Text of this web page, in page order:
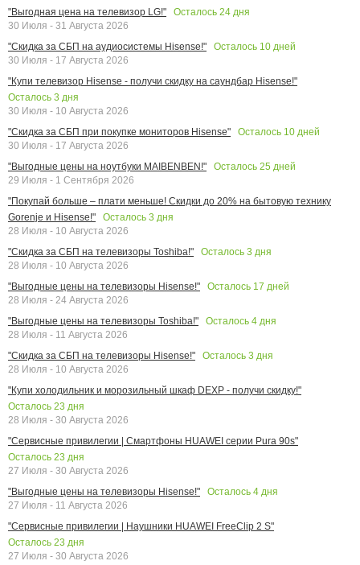
"Выгодная цена на телевизор LG!"
Осталось 24 дня
30 Июля - 31 Августа 2026
"Скидка за СБП на аудиосистемы Hisense!"
Осталось 10 дней
30 Июля - 17 Августа 2026
"Купи телевизор Hisense - получи скидку на саундбар Hisense!"
Осталось 3 дня
30 Июля - 10 Августа 2026
"Скидка за СБП при покупке мониторов Hisense"
Осталось 10 дней
30 Июля - 17 Августа 2026
"Выгодные цены на ноутбуки MAIBENBEN!"
Осталось 25 дней
29 Июля - 1 Сентября 2026
"Покупай больше – плати меньше! Скидки до 20% на бытовую технику
Gorenje и Hisense!"
Осталось 3 дня
28 Июля - 10 Августа 2026
"Скидка за СБП на телевизоры Toshiba!"
Осталось 3 дня
28 Июля - 10 Августа 2026
"Выгодные цены на телевизоры Hisense!"
Осталось 17 дней
28 Июля - 24 Августа 2026
"Выгодные цены на телевизоры Toshiba!"
Осталось 4 дня
28 Июля - 11 Августа 2026
"Скидка за СБП на телевизоры Hisense!"
Осталось 3 дня
28 Июля - 10 Августа 2026
"Купи холодильник и морозильный шкаф DEXP - получи скидку!"
Осталось 23 дня
28 Июля - 30 Августа 2026
"Сервисные привилегии | Смартфоны HUAWEI серии Pura 90s"
Осталось 23 дня
27 Июля - 30 Августа 2026
"Выгодные цены на телевизоры Hisense!"
Осталось 4 дня
27 Июля - 11 Августа 2026
"Сервисные привилегии | Наушники HUAWEI FreeClip 2 S"
Осталось 23 дня
27 Июля - 30 Августа 2026